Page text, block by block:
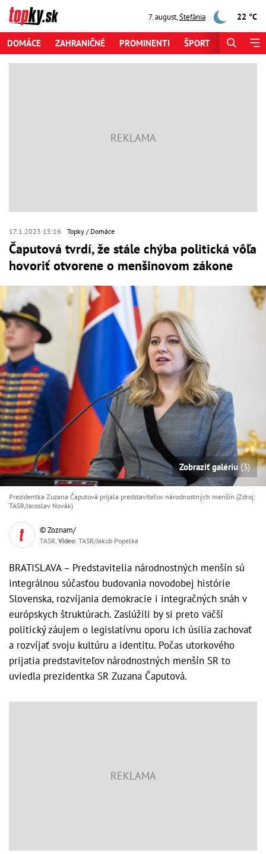
7. august,Štefánia 22 °C
DOMÁCE ZAHRANIČNÉ PROMINENTI ŠPORT
17.1.2023 15:16 Topky Domáce
Čaputová tvrdí, že stále chýba politická vôľa
hovoriť otvorene o menšinovom zákone
Zobraziť galériu(3)
Prezidentka Zuzana Čaputová prijala predstaviteľov národnostných menšín (Zdroj:
TASR/Jaroslav Novák)
© Zoznam/
TASR, Video: TASR/Jakub Popelka
BRATISLAVA – Predstavitelia národnostných menšín sú
integrálnou súčasťou budovania novodobej histórie
Slovenska, rozvíjania demokracie i integračných snáh v
európskych štruktúrach. Zaslúžili by si preto väčší
politický záujem o legislatívnu oporu ich úsilia zachovať
a rozvíjať svoju kultúru a identitu. Počas utorkového
prijatia predstaviteľov národnostných menšín SR to
uviedla prezidentka SR Zuzana Čaputová.